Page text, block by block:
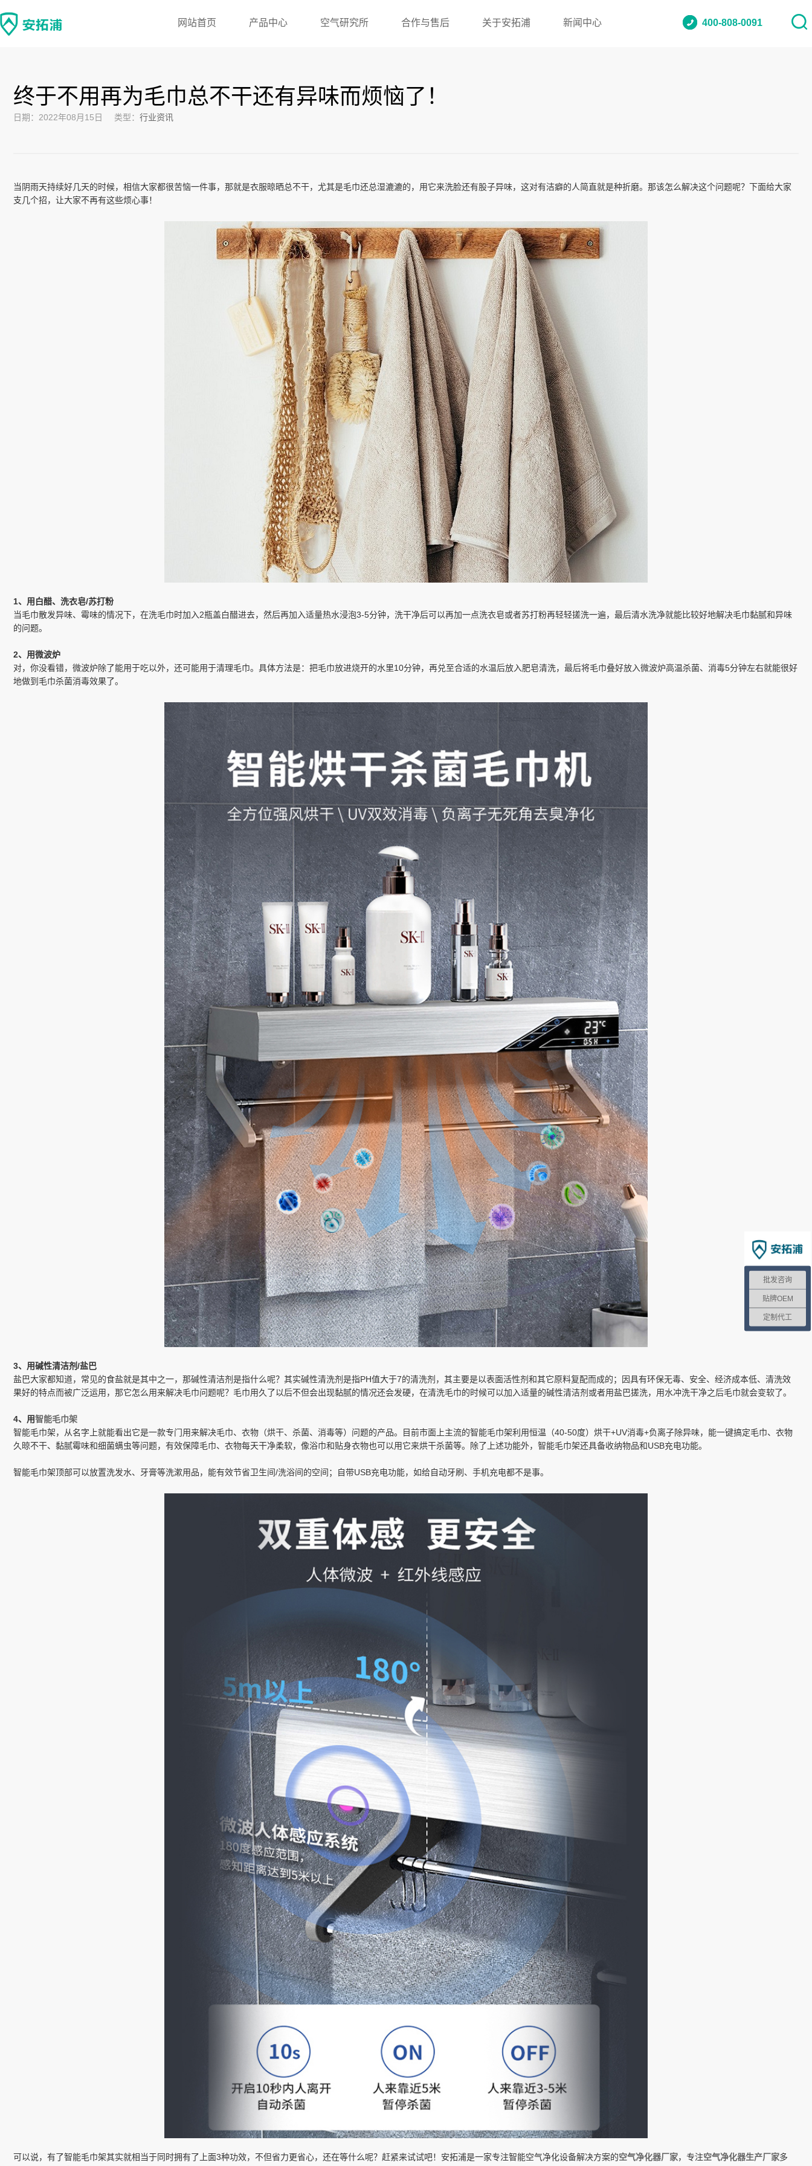
400-808-0091
网站首页 产品中心 空气研究所 合作与售后 关于安拓浦 新闻中心
终于不用再为毛巾总不干还有异味而烦恼了！
日期：2022年08月15日 类型： 行业资讯
当阴雨天持续好几天的时候，相信大家都很苦恼一件事，那就是衣服晾晒总不干，尤其是毛巾还总湿漉漉的，用它来洗脸还有股子异味，这对有洁癖的人简直就是种折磨。那该怎么解决这个问题呢？下面给大家
支几个招，让大家不再有这些烦心事！
1、用白醋、洗衣皂/苏打粉
当毛巾散发异味、霉味的情况下，在洗毛巾时加入2瓶盖白醋进去，然后再加入适量热水浸泡3-5分钟，洗干净后可以再加一点洗衣皂或者苏打粉再轻轻搓洗一遍，最后清水洗净就能比较好地解决毛巾黏腻和异味
的问题。
2、用微波炉
对，你没看错，微波炉除了能用于吃以外，还可能用于清理毛巾。具体方法是：把毛巾放进烧开的水里10分钟，再兑至合适的水温后放入肥皂清洗，最后将毛巾叠好放入微波炉高温杀菌、消毒5分钟左右就能很好
地做到毛巾杀菌消毒效果了。
3、用碱性清洁剂/盐巴
盐巴大家都知道，常见的食盐就是其中之一，那碱性清洁剂是指什么呢？其实碱性清洗剂是指PH值大于7的清洗剂，其主要是以表面活性剂和其它原料复配而成的；因具有环保无毒、安全、经济成本低、清洗效
果好的特点而被广泛运用，那它怎么用来解决毛巾问题呢？毛巾用久了以后不但会出现黏腻的情况还会发硬，在清洗毛巾的时候可以加入适量的碱性清洁剂或者用盐巴搓洗，用水冲洗干净之后毛巾就会变软了。
4、用智能毛巾架
智能毛巾架，从名字上就能看出它是一款专门用来解决毛巾、衣物（烘干、杀菌、消毒等）问题的产品。目前市面上主流的智能毛巾架利用恒温（40-50度）烘干+UV消毒+负离子除异味，能一键搞定毛巾、衣物
久晾不干、黏腻霉味和细菌螨虫等问题，有效保障毛巾、衣物每天干净柔软，像浴巾和贴身衣物也可以用它来烘干杀菌等。除了上述功能外，智能毛巾架还具备收纳物品和USB充电功能。
智能毛巾架顶部可以放置洗发水、牙膏等洗漱用品，能有效节省卫生间/洗浴间的空间；自带USB充电功能，如给自动牙刷、手机充电都不是事。
可以说，有了智能毛巾架其实就相当于同时拥有了上面3种功效，不但省力更省心，还在等什么呢？赶紧来试试吧！安拓浦是一家专注智能空气净化设备解决方案的空气净化器厂家，专注空气净化器生产厂家多
批发咨询
贴牌OEM
定制代工